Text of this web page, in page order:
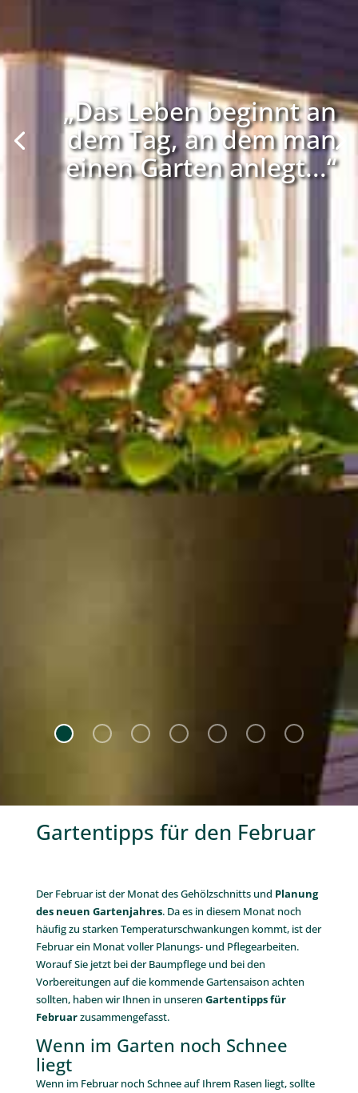
„Das Leben beginnt an
dem Tag, an dem man
einen Garten anlegt...“
Gartentipps für den Februar.
Der Februar ist der Monat des Gehölzschnitts und Planung
des neuen Gartenjahres. Da es in diesem Monat noch
häufig zu starken Temperaturschwankungen kommt, ist der
Februar ein Monat voller Planungs- und Pflegearbeiten.
Worauf Sie jetzt bei der Baumpflege und bei den
Vorbereitungen auf die kommende Gartensaison achten
sollten, haben wir Ihnen in unseren Gartentipps für
Februarzusammengefasst.
Wenn im Garten noch Schnee
liegt
Wenn im Februar noch Schnee auf Ihrem Rasen liegt, sollte